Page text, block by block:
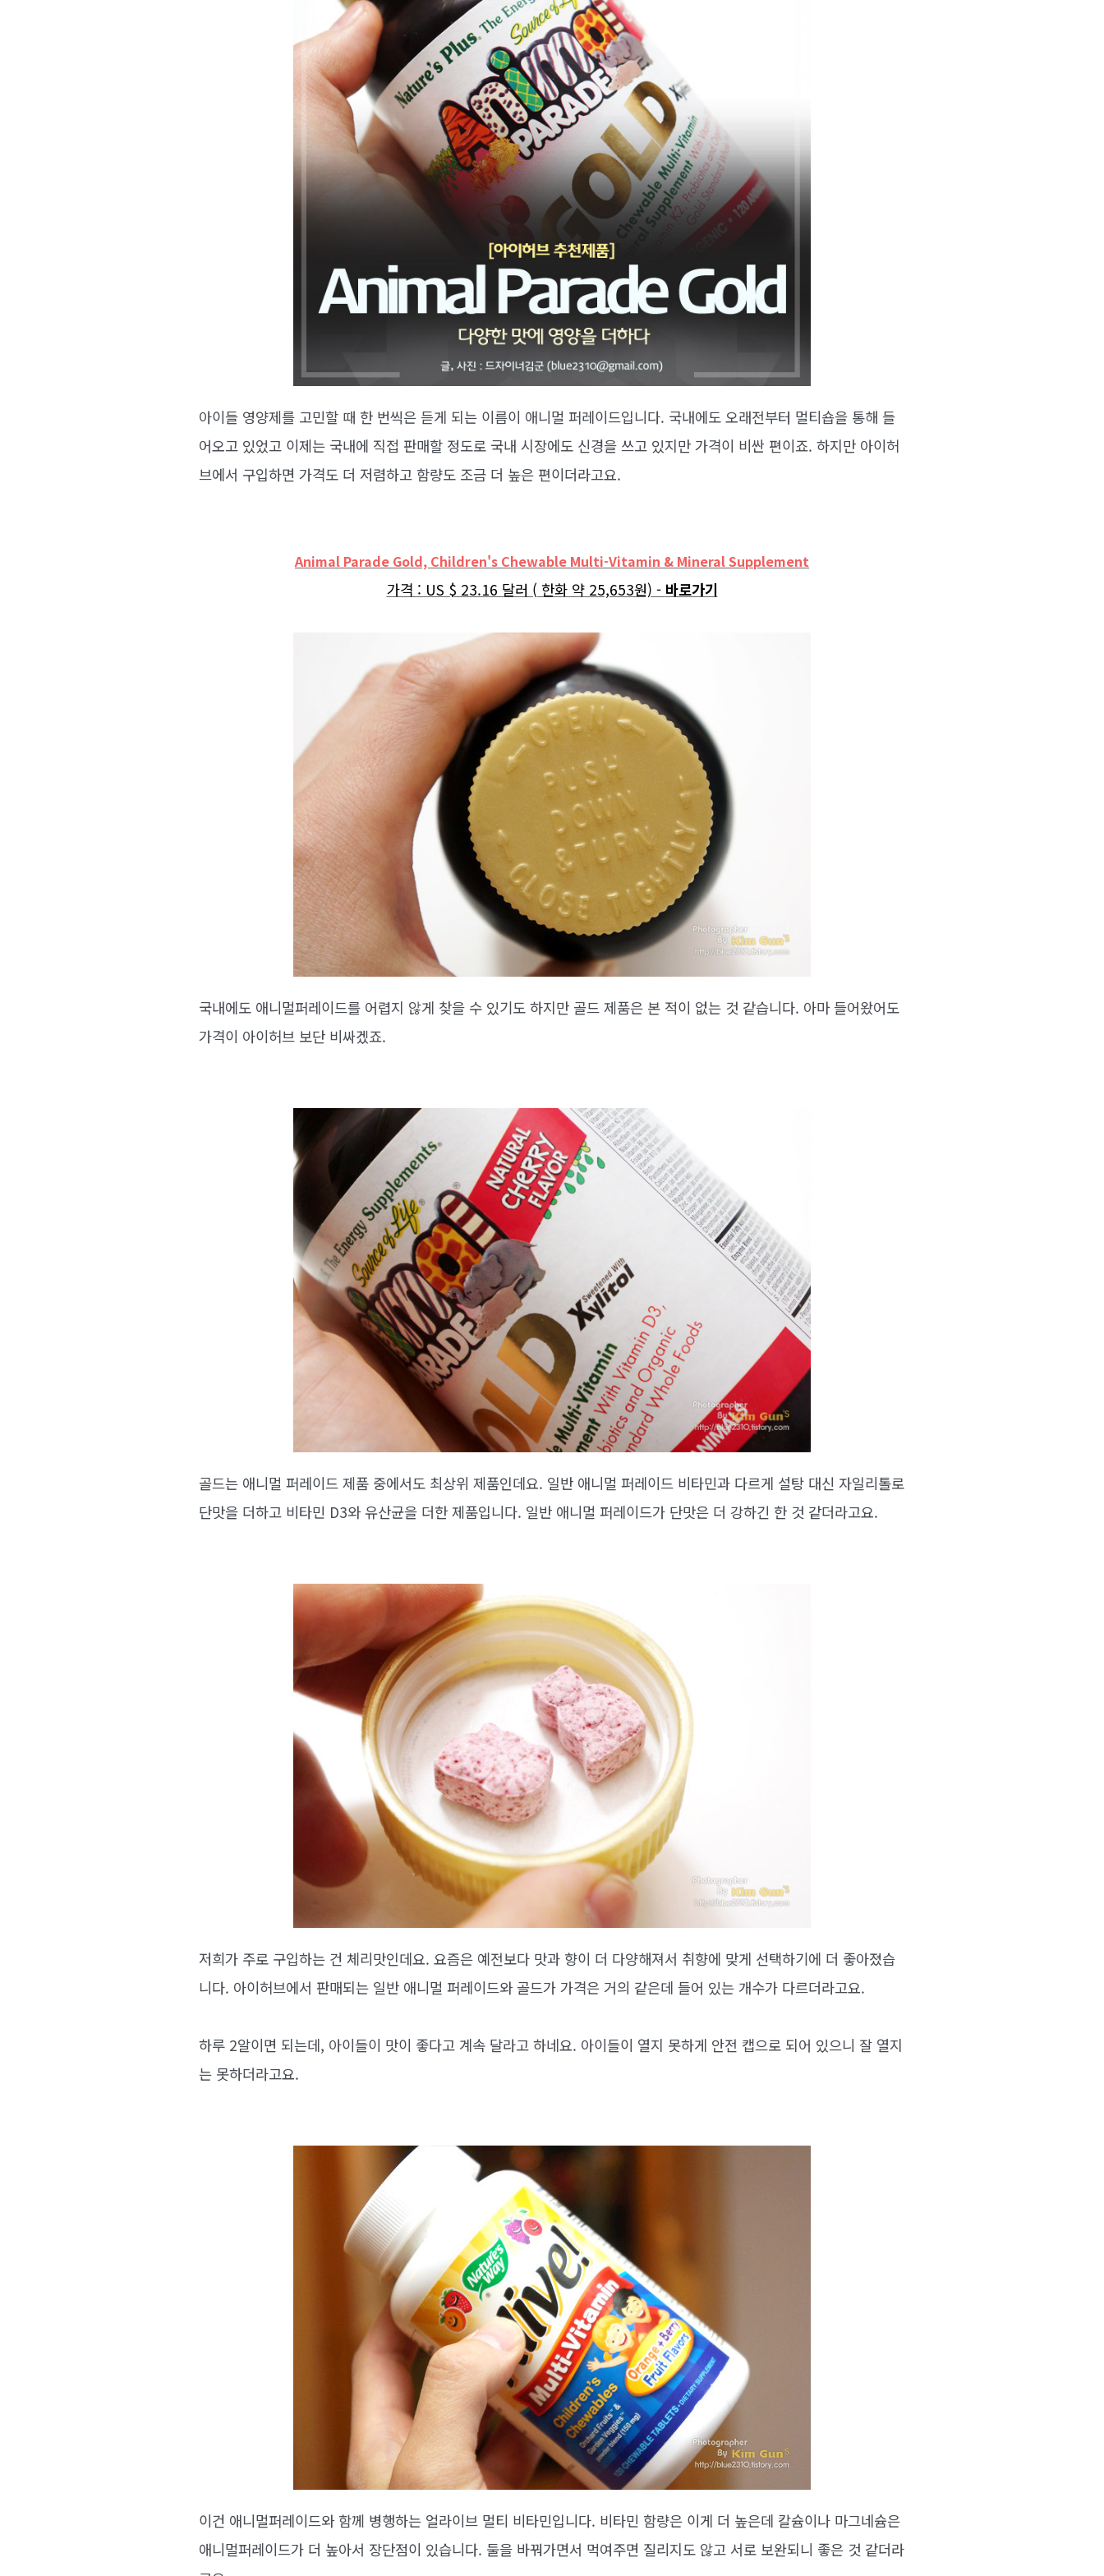
아이들 영양제를 고민할 때 한 번씩은 듣게 되는 이름이 애니멀 퍼레이드입니다. 국내에도 오래전부터 멀티숍을 통해 들
어오고 있었고 이제는 국내에 직접 판매할 정도로 국내 시장에도 신경을 쓰고 있지만 가격이 비싼 편이죠. 하지만 아이허
브에서 구입하면 가격도 더 저렴하고 함량도 조금 더 높은 편이더라고요.
Animal Parade Gold, Children's Chewable Multi-Vitamin & Mineral Supplement
가격 : US $ 23.16 달러 ( 한화 약 25,653원) - 바로가기
국내에도 애니멀퍼레이드를 어렵지 않게 찾을 수 있기도 하지만 골드 제품은 본 적이 없는 것 같습니다. 아마 들어왔어도
가격이 아이허브 보단 비싸겠죠.
골드는 애니멀 퍼레이드 제품 중에서도 최상위 제품인데요. 일반 애니멀 퍼레이드 비타민과 다르게 설탕 대신 자일리톨로
단맛을 더하고 비타민 D3와 유산균을 더한 제품입니다. 일반 애니멀 퍼레이드가 단맛은 더 강하긴 한 것 같더라고요.
저희가 주로 구입하는 건 체리맛인데요. 요즘은 예전보다 맛과 향이 더 다양해져서 취향에 맞게 선택하기에 더 좋아졌습
니다. 아이허브에서 판매되는 일반 애니멀 퍼레이드와 골드가 가격은 거의 같은데 들어 있는 개수가 다르더라고요.
하루 2알이면 되는데, 아이들이 맛이 좋다고 계속 달라고 하네요. 아이들이 열지 못하게 안전 캡으로 되어 있으니 잘 열지
는 못하더라고요.
이건 애니멀퍼레이드와 함께 병행하는 얼라이브 멀티 비타민입니다. 비타민 함량은 이게 더 높은데 칼슘이나 마그네슘은
애니멀퍼레이드가 더 높아서 장단점이 있습니다. 둘을 바꿔가면서 먹여주면 질리지도 않고 서로 보완되니 좋은 것 같더라